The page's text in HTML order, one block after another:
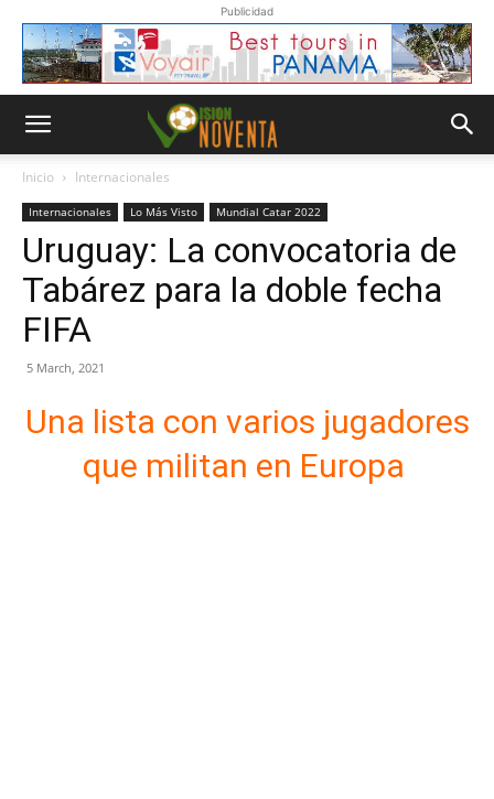
Publicidad
Inicio Internacionales
Internacionales Lo Más Visto Mundial Catar 2022
Uruguay: La convocatoria de
Tabárez para la doble fecha
FIFA
5 March, 2021
Una lista con varios jugadores
que militan en Europa